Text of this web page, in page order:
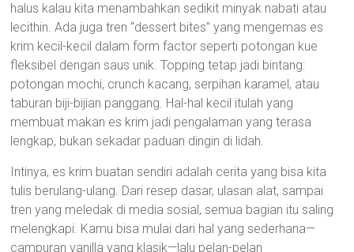
halus kalau kita menambahkan sedikit minyak nabati atau
lecithin. Ada juga tren “dessert bites” yang mengemas es
krim kecil-kecil dalam form factor seperti potongan kue
fleksibel dengan saus unik. Topping tetap jadi bintang:
potongan mochi, crunch kacang, serpihan karamel, atau
taburan biji-bijian panggang. Hal-hal kecil itulah yang
membuat makan es krim jadi pengalaman yang terasa
lengkap, bukan sekadar paduan dingin di lidah.
Intinya, es krim buatan sendiri adalah cerita yang bisa kita
tulis berulang-ulang. Dari resep dasar, ulasan alat, sampai
tren yang meledak di media sosial, semua bagian itu saling
melengkapi. Kamu bisa mulai dari hal yang sederhana—
campuran vanilla yang klasik—lalu pelan-pelan